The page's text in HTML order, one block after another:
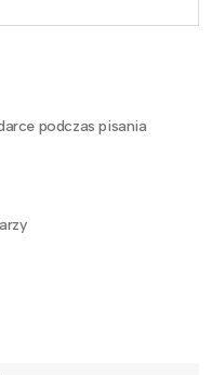
podczas pisania